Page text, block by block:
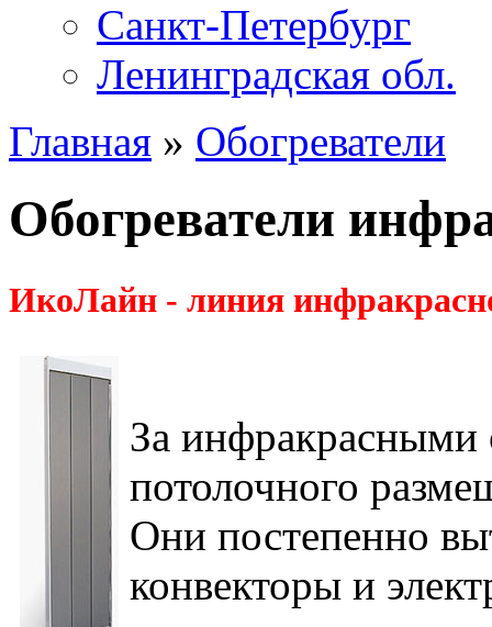
Санкт-Петербург
Ленинградская обл.
Главная » Обогреватели
Обогреватели
ИкоЛайн - линия
За инфракрасными
потолочного
Они постепенно
конвекторы и